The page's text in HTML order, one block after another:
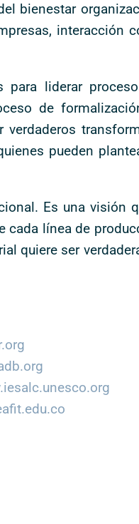
bienestar
interacción
para liderar
de
pueden
Es una visión
cada línea de
quiere ser